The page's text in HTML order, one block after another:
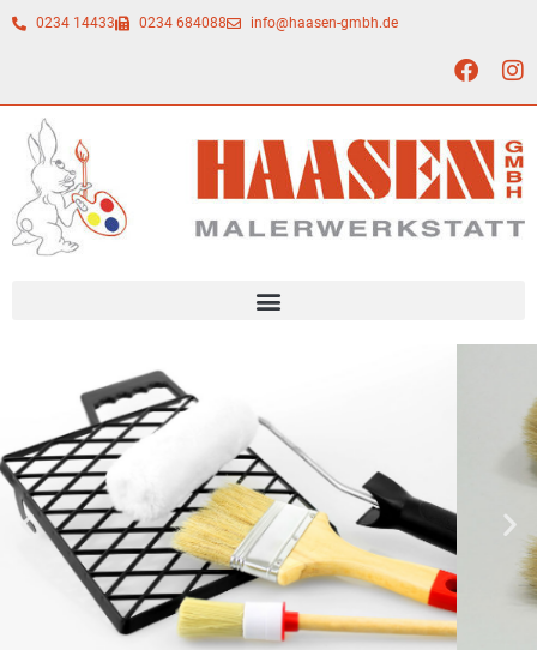
0234 14433 0234 684088 info@haasen-gmbh.de